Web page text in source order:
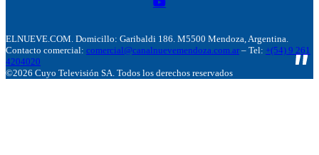
ELNUEVE.COM. Domicillo: Garibaldi 186. M5500 Mendoza, Argentina.
Contacto comercial: comercial@canalnuevemendoza.com.ar – Tel: +(54) 9 261
4204020
©2026 Cuyo Televisión SA. Todos los derechos reservados